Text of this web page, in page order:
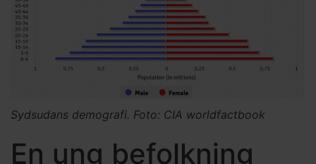
Sydsudans demografi. Foto: CIA worldfactbook
En ung befolkning